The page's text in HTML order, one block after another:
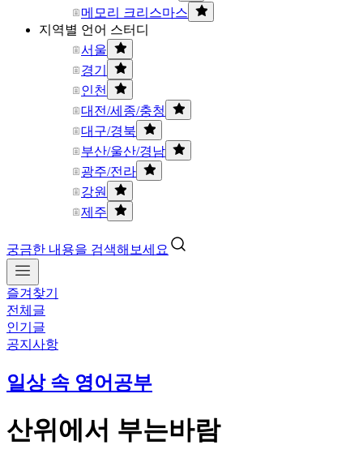
메모리 크리스마스
지역별 언어 스터디
서울
경기
인천
대전/세종/충청
대구/경북
부산/울산/경남
광주/전라
강원
제주
궁금한 내용을 검색해보세요
즐겨찾기
전체글
인기글
공지사항
일상 속 영어공부
산위에서 부는바람